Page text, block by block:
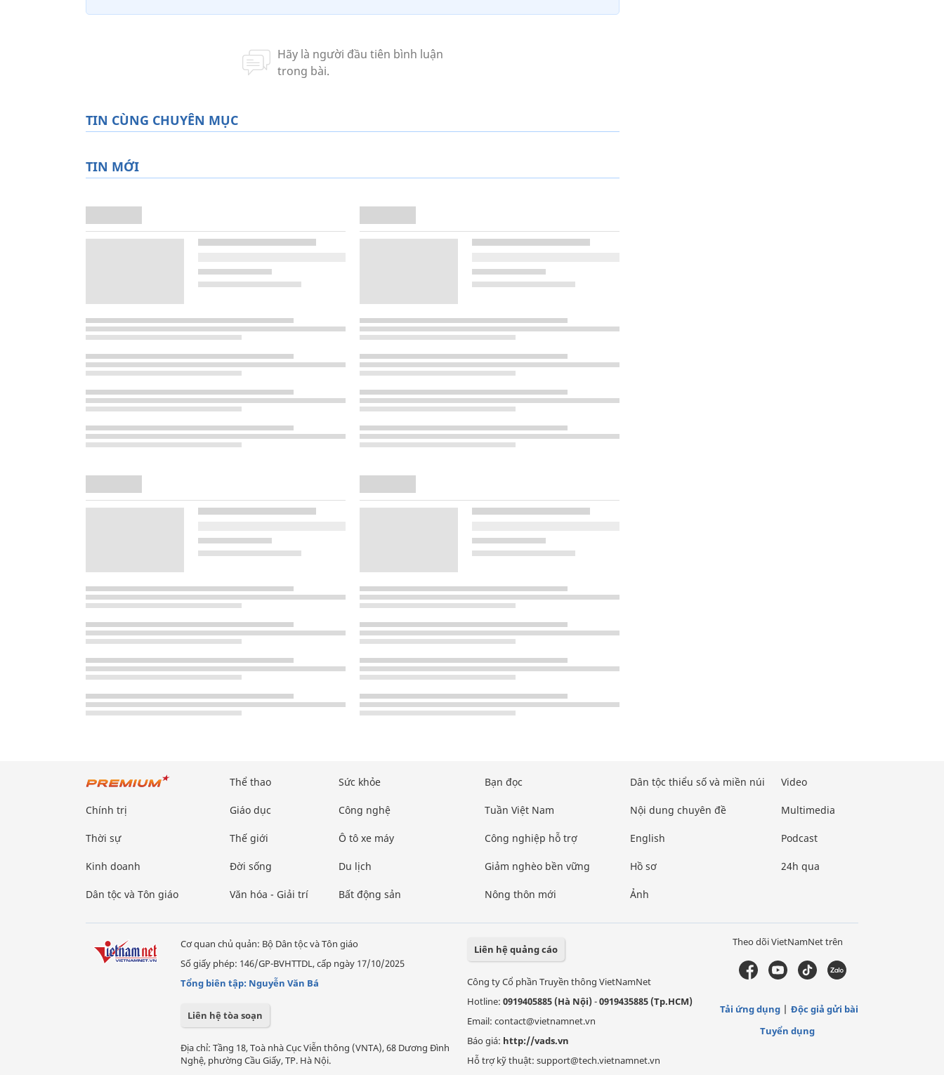
TIN CÙNG CHUYÊN MỤC
TIN MỚI
Chính trị
Thời sự
Kinh doanh
Dân tộc và Tôn giáo
Thể thao
Giáo dục
Thế giới
Đời sống
Văn hóa - Giải trí
Sức khỏe
Công nghệ
Ô tô xe máy
Du lịch
Bất động sản
Bạn đọc
Tuần Việt Nam
Công nghiệp hỗ trợ
Giảm nghèo bền vững
Nông thôn mới
Dân tộc thiểu số và miền núi
Nội dung chuyên đề
English
Hồ sơ
Ảnh
Video
Multimedia
Podcast
24h qua
Cơ quan chủ quản: Bộ Dân tộc và Tôn giáo
Số giấy phép: 146/GP-BVHTTDL, cấp ngày 17/10/2025
Tổng biên tập: Nguyễn Văn Bá
Liên hệ tòa soạn
Địa chỉ: Tầng 18, Toà nhà Cục Viễn thông (VNTA), 68 Dương Đình
Nghệ, phường Cầu Giấy, TP. Hà Nội.
Liên hệ quảng cáo
Công ty Cổ phần Truyền thông VietNamNet
Hotline: 0919405885 (Hà Nội)-0919435885 (Tp.HCM)
Email: contact@vietnamnet.vn
Báo giá: http://vads.vn
Hỗ trợ kỹ thuật: support@tech.vietnamnet.vn
Theo dõi VietNamNet trên
Tải ứng dụng
Độc giả gửi bài
Tuyển dụng